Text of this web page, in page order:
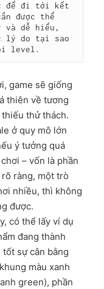
để đi tới kết
được thể
và dễ hiểu,
lý do tại sao
level.
game sẽ giống
thiên về tương
thử thách.
ở quy mô lớn
ý tưởng quá
– vốn là phần
ràng, một trò
nhiều, thì không
được.
có thể lấy ví dụ
đang thành
sự cân bằng
màu xanh
green), phần